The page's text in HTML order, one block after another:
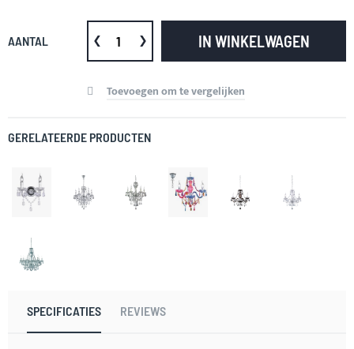
AANTAL IN WINKELWAGEN
Toevoegen om te vergelijken
GERELATEERDE PRODUCTEN
SPECIFICATIES REVIEWS